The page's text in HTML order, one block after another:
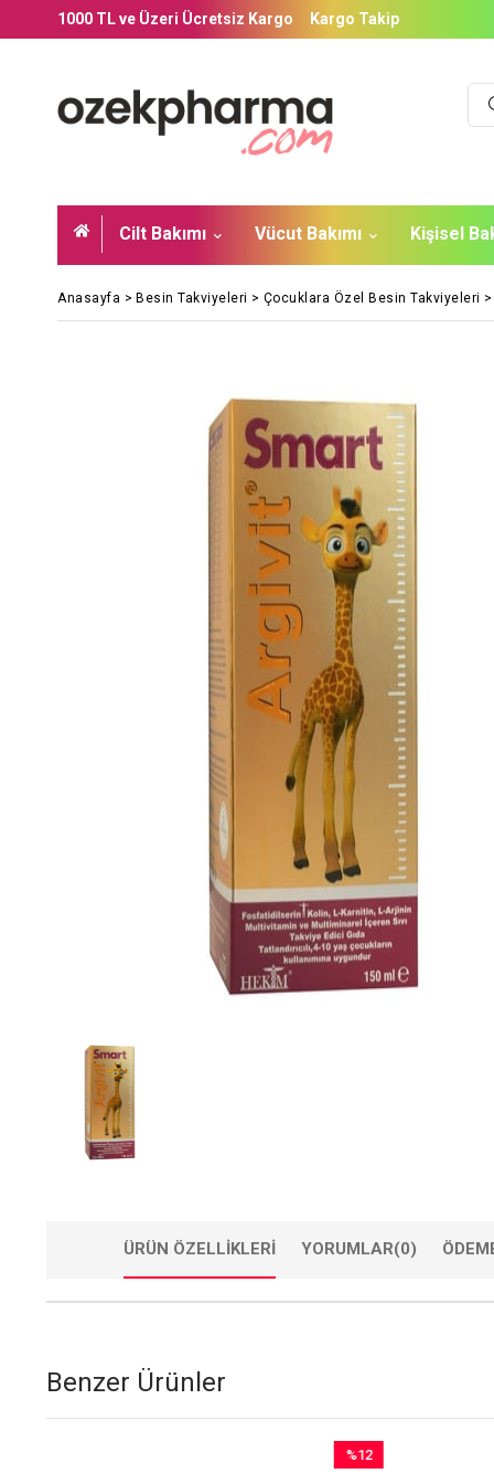
1000 TL ve Üzeri Ücretsiz Kargo Kargo Takip
Cilt Bakımı Vücut Bakımı Kişisel
Anasayfa > Besin Takviyeleri > Çocuklara Özel Besin Takviyeleri >
ÜRÜN ÖZELLIKLERI YORUMLAR(0)
Benzer Ürünler
%12